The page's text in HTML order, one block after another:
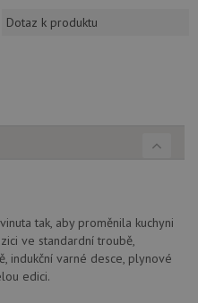
Dotaz k produktu
tak, aby proměnila kuchyni
ve standardní troubě,
indukční varné desce, plynové
edici.